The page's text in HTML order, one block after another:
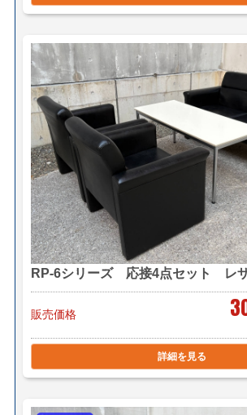
RP-6シリーズ 応接4点セット レ
販売価格
詳細を見る